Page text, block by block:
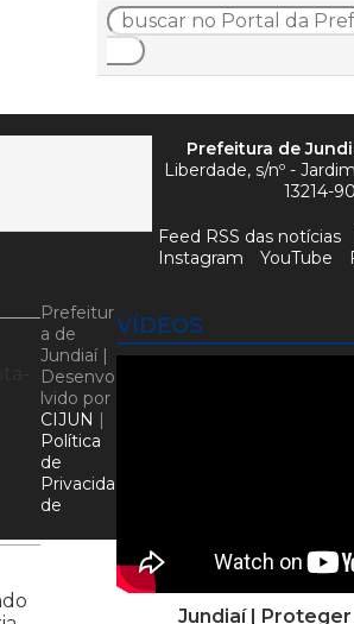
VÍDEOS
Jundiaí |
Prefeitura de
Liberdade, s/nº -
13214-
Feed RSS das notícias
Instagram
YouTube
Prefeitur
a de
Jundiaí |
Desenvo
lvido por
CIJUN |
Política
de
Privacida
de